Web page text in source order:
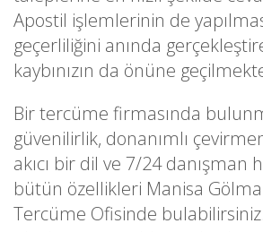
Apostil işlemlerinin de
geçerliliğini anında
kaybınızın da önüne
Bir tercüme firmasında
güvenilirlik, donanımlı
akıcı bir dil ve 7/24 danışman
bütün özellikleri Manisa
Tercüme Ofisinde